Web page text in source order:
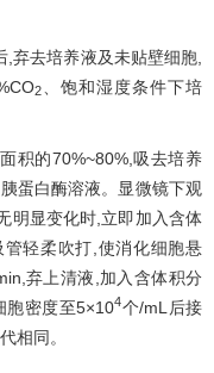
弃去培养液及未贴壁细胞,
2、饱和湿度条件下培
积的70%~80%,吸去培养
蛋白酶溶液。显微镜下观
明显变化时,立即加入含体
轻柔吹打,使消化细胞悬
弃上清液,加入含体积分
胞密度至5×104个/mL后接
相同。